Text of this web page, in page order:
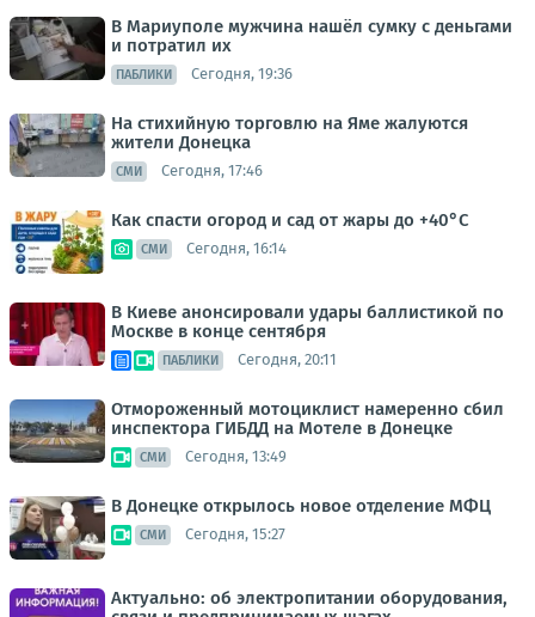
В Мариуполе мужчина нашёл сумку с деньгами
и потратил их
ПАБЛИКИ Сегодня, 19:36
На стихийную торговлю на Яме жалуются
жители Донецка
СМИ Сегодня, 17:46
Как спасти огород и сад от жары до +40°C
СМИ Сегодня, 16:14
В Киеве анонсировали удары баллистикой по
Москве в конце сентября
ПАБЛИКИ Сегодня, 20:11
Отмороженный мотоциклист намеренно сбил
инспектора ГИБДД на Мотеле в Донецке
СМИ Сегодня, 13:49
В Донецке открылось новое отделение МФЦ
СМИ Сегодня, 15:27
Актуально: об электропитании оборудования,